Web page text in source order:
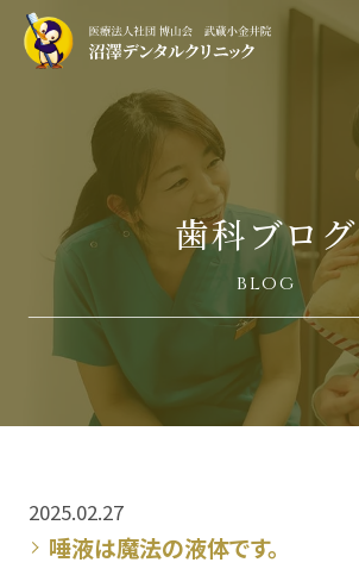
歯科ブログ
blog
2025.02.27
唾液は魔法の液体です。